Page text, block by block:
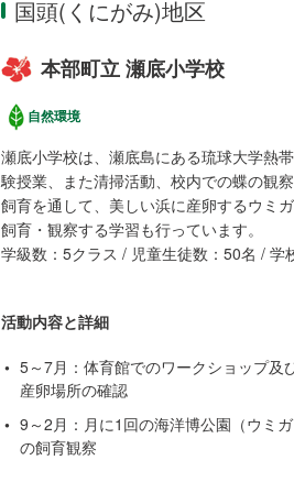
国頭(くにがみ)地区
本部町立 瀬底小学校
自然環境
瀬底小学校は、瀬底島にある琉球大学熱
験授業、また清掃活動、校内での蝶の観
飼育を通して、美しい浜に産卵するウミ
飼育・観察する学習も行っています。
学級数：5クラス / 児童生徒数：50名 / 学
活動内容と詳細
5～7月：体育館でのワークショップ及
産卵場所の確認
9～2月：月に1回の海洋博公園（ウミ
の飼育観察